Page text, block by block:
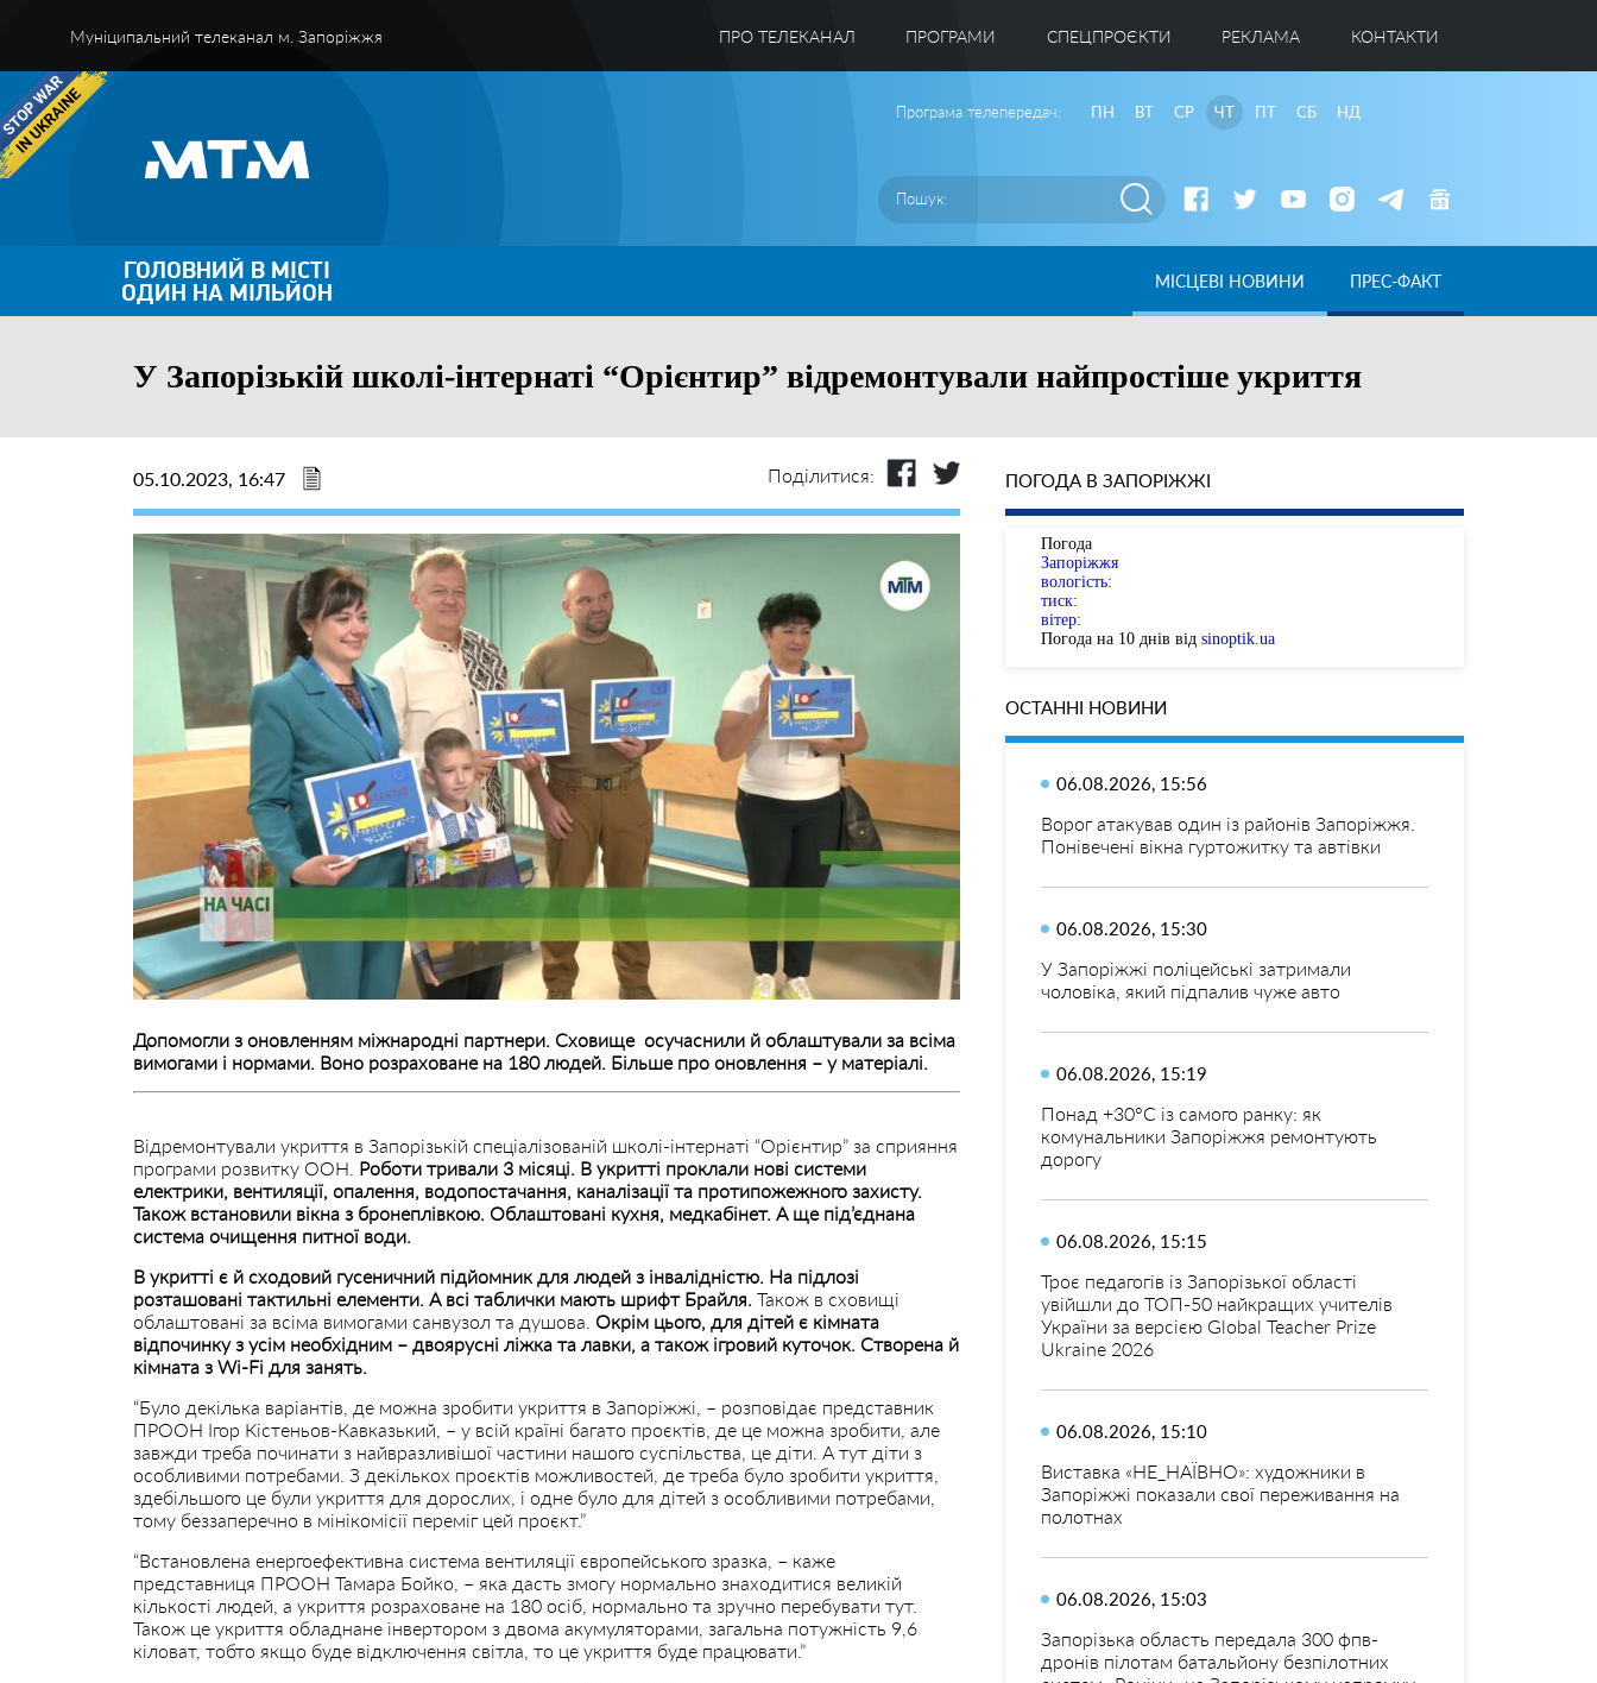
Муніципальний телеканал м. Запоріжжя ПРО ТЕЛЕКАНАЛ ПРОГРАМИ CПЕЦПРОЄКТИ РЕКЛАМА КОНТАКТИ
Програма телепередач: ПН ВТ СР ЧТ ПТ СБ НД
ГОЛОВНИЙ В МІСТІ
ОДИН НА МІЛЬЙОН МІСЦЕВІ НОВИНИ ПРЕС-ФАКТ
У Запорізькій школі-інтернаті “Орієнтир” відремонтували найпростіше укриття
05.10.2023, 16:47 Поділитися:
Допомогли з оновленням міжнародні партнери. Сховище осучаснили й облаштували за всіма
вимогами і нормами. Воно розраховане на 180 людей. Більше про оновлення – у матеріалі.
Відремонтували укриття в Запорізькій спеціалізованій школі-інтернаті “Орієнтир” за сприяння
програми розвитку ООН. Роботи тривали 3 місяці. В укритті проклали нові системи
електрики, вентиляції, опалення, водопостачання, каналізації та протипожежного захисту.
Також встановили вікна з бронеплівкою. Облаштовані кухня, медкабінет. А ще під’єднана
система очищення питної води.
В укритті є й сходовий гусеничний підйомник для людей з інвалідністю. На підлозі
розташовані тактильні елементи. А всі таблички мають шрифт Брайля. Також в сховищі
облаштовані за всіма вимогами санвузол та душова. Окрім цього, для дітей є кімната
відпочинку з усім необхідним – двоярусні ліжка та лавки, а також ігровий куточок. Створена й
кімната з Wi-Fi для занять.
“Було декілька варіантів, де можна зробити укриття в Запоріжжі, – розповідає представник
ПРООН Ігор Кістеньов-Кавказький, – у всій країні багато проєктів, де це можна зробити, але
завжди треба починати з найвразливішої частини нашого суспільства, це діти. А тут діти з
особливими потребами. З декількох проєктів можливостей, де треба було зробити укриття,
здебільшого це були укриття для дорослих, і одне було для дітей з особливими потребами,
тому беззаперечно в мінікомісії переміг цей проєкт.”
“Встановлена енергоефективна система вентиляції європейського зразка, – каже
представниця ПРООН Тамара Бойко, – яка дасть змогу нормально знаходитися великій
кількості людей, а укриття розраховане на 180 осіб, нормально та зручно перебувати тут.
Також це укриття обладнане інвертором з двома акумуляторами, загальна потужність 9,6
кіловат, тобто якщо буде відключення світла, то це укриття буде працювати.”
ПОГОДА В ЗАПОРІЖЖІ
Погода
Запоріжжя
вологість:
тиск:
вітер:
Погода на 10 днів від sinoptik.ua
ОСТАННІ НОВИНИ
06.08.2026, 15:56
Ворог атакував один із районів Запоріжжя.
Понівечені вікна гуртожитку та автівки
06.08.2026, 15:30
У Запоріжжі поліцейські затримали
чоловіка, який підпалив чуже авто
06.08.2026, 15:19
Понад +30°C із самого ранку: як
комунальники Запоріжжя ремонтують
дорогу
06.08.2026, 15:15
Троє педагогів із Запорізької області
увійшли до ТОП-50 найкращих учителів
України за версією Global Teacher Prize
Ukraine 2026
06.08.2026, 15:10
Виставка «НЕ_НАЇВНО»: художники в
Запоріжжі показали свої переживання на
полотнах
06.08.2026, 15:03
Запорізька область передала 300 фпв-
дронів пілотам батальйону безпілотних